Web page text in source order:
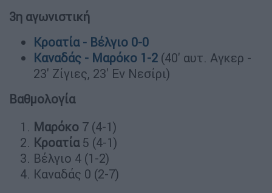
3η αγωνιστική
Κροατία - Βέλγιο 0-0
Καναδάς - Μαρόκο 1-2 (40' αυτ. Αγκερ -
23' Ζίγιες, 23' Εν Νεσίρι)
Βαθμολογία
Μαρόκο 7 (4-1)
Κροατία5 (4-1)
Βέλγιο 4 (1-2)
Καναδάς 0 (2-7)